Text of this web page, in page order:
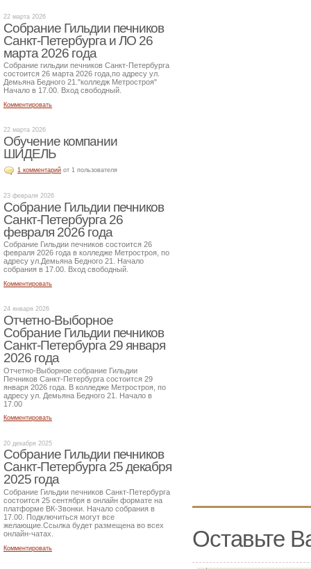
Оставьте
22 марта 2026
Собрание Гильдии печников
Санкт-Петербурга и ЛО 26
марта 2026 года
Собрание гильдии печников Санкт-Петербурга
состоится 26 марта 2026 года,по адресу ул.
Демьяна Бедного 21."колледж Метростроя"
Начало в 17.00. Вход свободный.
Комментировать
22 марта 2026
Обучение компании
ШИДЕЛЬ
1 комментарий от 1 пользователя
23 февраля 2026
Собрание Гильдии печников
Санкт-Петербурга 26
февраля 2026 года
Собрание Гильдии печников состоится 26
февраля 2026 года в колледже Метростроя, по
адресу ул.Демьяна Бедного 21. Начало
собрания в 17.00. Вход свободный.
Комментировать
24 января 2026
Отчетно-Выборное
Собрание Гильдии печников
Санкт-Петербурга 29 января
2026 года
Отчетно-Выборное собрание Гильдии
Печников Санкт-Петербурга состоится 29
января 2026 года. В колледже Метростроя, по
адресу ул. Демьяна Бедного 21. Начало в
17.00
Комментировать
20 декабря 2025
Собрание Гильдии печников
Санкт-Петербурга 25 декабря
2025 года
Собрание Гильдии печников Санкт-Петербурга
состоится 25 сентября в онлайн формате на
платформе ВК-Звонки. Начало собрания в
17.00. Подключиться могут все
желающие.Ссылка будет размещена во всех
онлайн-чатах.
Комментировать